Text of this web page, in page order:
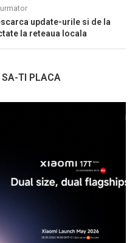
update-urile si de la
la reteaua locala
TI PLACA